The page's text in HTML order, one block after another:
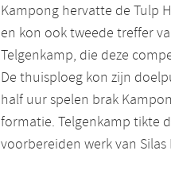
Kampong hervatte de Tulp
en kon ook tweede treffer
Telgenkamp, die deze
De thuisploeg kon zijn
half uur spelen brak
formatie. Telgenkamp tikte
voorbereiden werk van Silas